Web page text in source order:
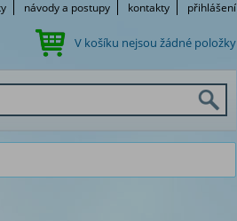
návody a postupy kontakty přihlášení
V košíku nejsou žádné položky